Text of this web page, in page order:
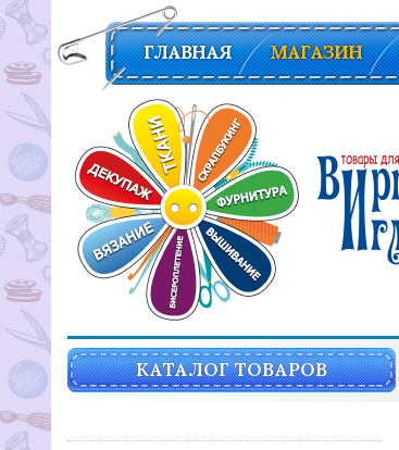
ГЛАВНАЯ МАГАЗИН
КАТАЛОГ ТОВАРОВ